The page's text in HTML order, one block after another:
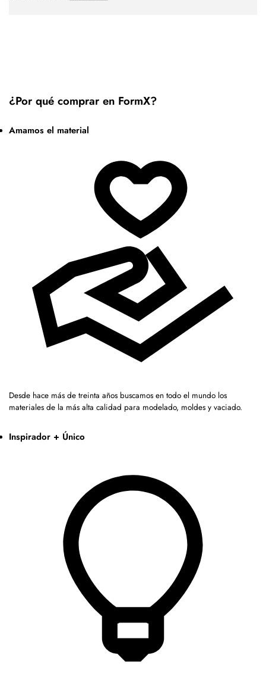
¿Por qué comprar en FormX?
Amamos el material
Desde hace más de treinta años buscamos en todo el mundo los
materiales de la más alta calidad para modelado, moldes y vaciado.
Inspirador + Único